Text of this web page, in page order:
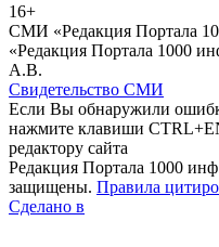
16+
СМИ «Редакция Портала
«Редакция Портала 1000
А.В.
Свидетельство СМИ
Если Вы обнаружили
нажмите клавиши
редактору сайта
Редакция Портала 1000
защищены. Правила
Сделано в